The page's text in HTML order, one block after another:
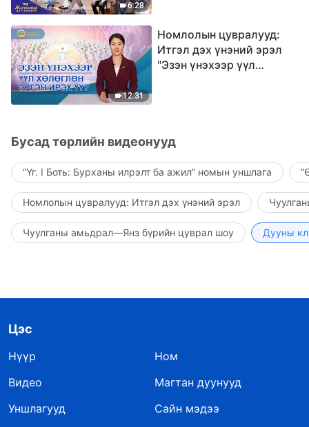
6:28
12:31
Номлолын цувралууд:
Итгэл дэх үнэний эрэл
"Эзэн үнэхээр үүл
Бусад төрлийн видеонууд
“Үг. I Боть: Бурханы илрэлт ба ажил” номын уншлага
Номлолын цувралууд: Итгэл дэх үнэний эрэл
Чуулганы амьдрал—Янз бүрийн цуврал шоу Дууны
Цэс
Нүүр
Ном
Видео
Магтан дуунууд
Уншлагууд
Сайн мэдээ